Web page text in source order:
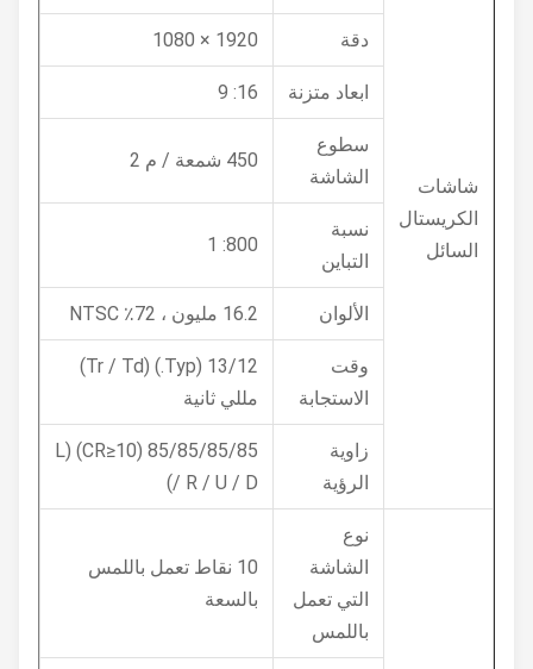
شاشات
الكريستال
السائل
1920 × 1080
ابعاد متزنة 16: 9
سطوع
الشاشة
نسبة
التباين
الألوان
الاستجابة
13/12 (Typ.) (Tr / Td)
مللي ثانية
الرؤية
85/85/85/85 (CR≥10) (L
/ R / U / D)
الشاشة
التي تعمل
باللمس
10 نقاط تعمل باللمس
بالسعة